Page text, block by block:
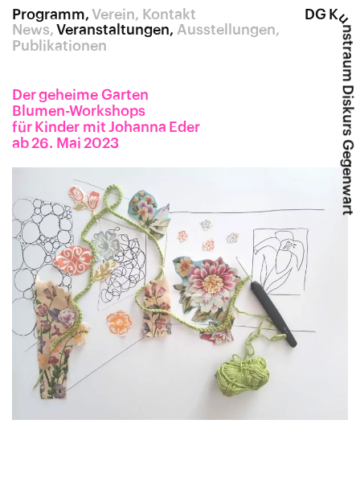
DG Ku
nstraum Diskurs Gegenwart
Programm
News Veranstaltungen
Ausstellungen
Publikationen
Verein Kontakt
Der geheime Garten
Blumen-Workshops
für Kinder mit Johanna Eder
ab 26. Mai 2023